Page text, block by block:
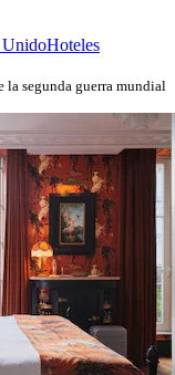
UnidoHoteles
la segunda guerra mundial